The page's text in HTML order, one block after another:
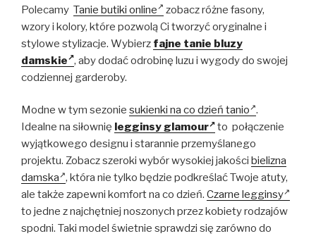
Polecamy Tanie butiki online
zobacz różne fasony,
wzory i kolory, które pozwolą Ci tworzyć oryginalne i
stylowe stylizacje. Wybierz fajne tanie bluzy
damskie , aby dodać odrobinę luzu i wygody do swojej
codziennej garderoby.
Modne w tym sezonie sukienki na co dzień tanio .
Idealne na siłownię legginsy glamour
to połączenie
wyjątkowego designu i starannie przemyślanego
projektu. Zobacz szeroki wybór wysokiej jakości bielizna
damska , która nie tylko będzie podkreślać Twoje atuty,
ale także zapewni komfort na co dzień. Czarne legginsy
to jedne z najchętniej noszonych przez kobiety rodzajów
spodni. Taki model świetnie sprawdzi się zarówno do